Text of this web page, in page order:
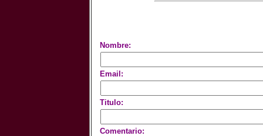
Nombre:
Email:
Titulo:
Comentario: